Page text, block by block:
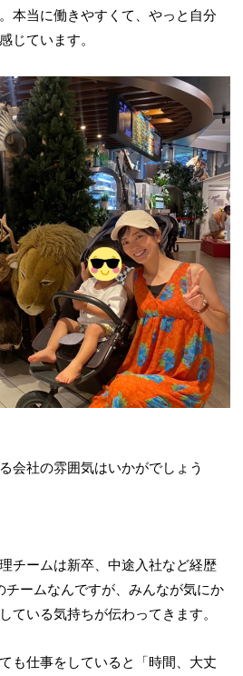
本当に働きやすくて、やっと自分
じています。
会社の雰囲気はいかがでしょう
チームは新卒、中途入社など経歴
チームなんですが、みんなが気にか
ている気持ちが伝わってきます。
も仕事をしていると「時間、大丈